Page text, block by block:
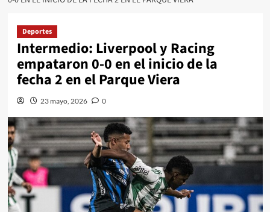
Deportes
Intermedio: Liverpool y Racing
empataron 0-0 en el inicio de la
fecha 2 en el Parque Viera
23 mayo, 2026 0